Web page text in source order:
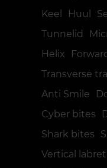
Keel
Huul
Tunnelid
Helix
Transverse
Anti Smile
Cyber bites
Shark bites
Vertical labret